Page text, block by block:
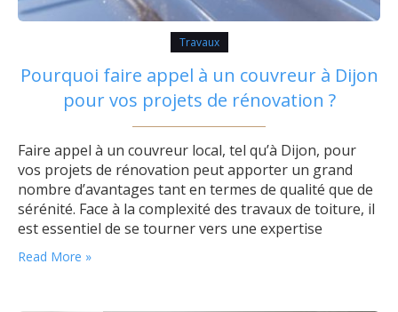
Travaux
Pourquoi faire appel à un couvreur à Dijon
pour vos projets de rénovation ?
Faire appel à un couvreur local, tel qu’à Dijon, pour
vos projets de rénovation peut apporter un grand
nombre d’avantages tant en termes de qualité que de
sérénité. Face à la complexité des travaux de toiture, il
est essentiel de se tourner vers une expertise
professionnelle solide et reconnue. Expertise locale et
connaissance du climat Un couvreur à Dijon possède…
Read More »